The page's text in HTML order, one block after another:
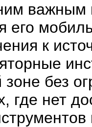
важным
его
к
зоне без
где нет